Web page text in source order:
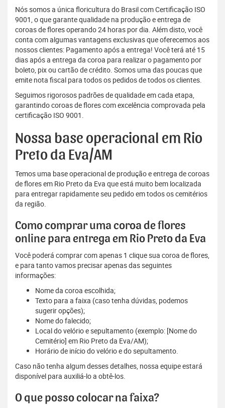
Nós somos a única floricultura do Brasil com Certificação ISO
9001, o que garante qualidade na produção e entrega de
coroas de flores operando 24 horas por dia. Além disto, você
conta com algumas vantagens exclusivas que oferecemos aos
nossos clientes: Pagamento após a entrega! Você terá até 15
dias após a entrega da coroa para realizar o pagamento por
boleto, pix ou cartão de crédito. Somos uma das poucas que
emite nota fiscal para todos os pedidos de todos os clientes.
Seguimos rigorosos padrões de qualidade em cada etapa,
garantindo coroas de flores com excelência comprovada pela
certificação ISO 9001.
Nossa base operacional em Rio
Preto da Eva/AM
Temos uma base operacional de produção e entrega de coroas
de flores em Rio Preto da Eva que está muito bem localizada
para entregar rapidamente seu pedido em todos os cemitérios
da região.
Como comprar uma coroa de flores
online para entrega em Rio Preto da Eva
Você poderá comprar com apenas 1 clique sua coroa de flores,
e para tanto vamos precisar apenas das seguintes
informações:
Nome da coroa escolhida;
Texto para a faixa (caso tenha dúvidas, podemos
sugerir opções);
Nome do falecido;
Local do velório e sepultamento (exemplo: [Nome do
Cemitério] em Rio Preto da Eva/AM);
Horário de início do velório e do sepultamento.
Caso não tenha algum desses detalhes, nossa equipe estará
disponível para auxiliá-lo a obtê-los.
O que posso colocar na faixa?